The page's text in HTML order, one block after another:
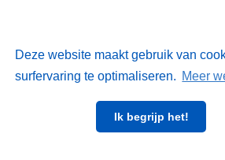
Deze website maakt gebruik van
surfervaring te optimaliseren. Meer
Ik begrijp het!